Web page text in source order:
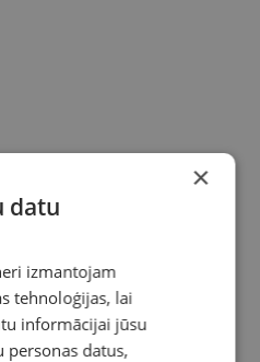
×
datu
izmantojam
tehnoloģijas, lai
informācijai jūsu
personas datus,